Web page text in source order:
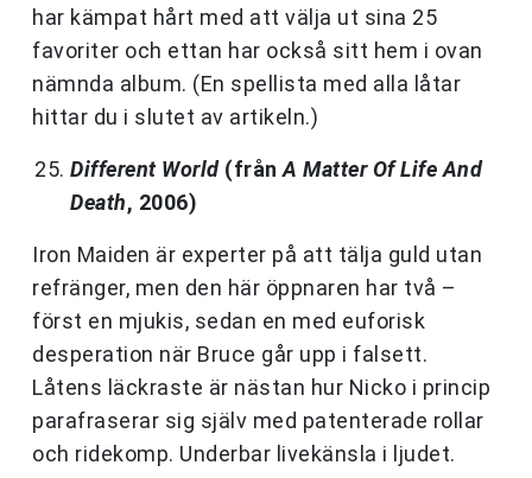
har kämpat hårt med att välja ut sina 25
favoriter och ettan har också sitt hem i ovan
nämnda album. (En spellista med alla låtar
hittar du i slutet av artikeln.)
Different World(frånA Matter Of Life And
Death, 2006)
Iron Maiden är experter på att tälja guld utan
refränger, men den här öppnaren har två –
först en mjukis, sedan en med euforisk
desperation när Bruce går upp i falsett.
Låtens läckraste är nästan hur Nicko i princip
parafraserar sig själv med patenterade rollar
och ridekomp. Underbar livekänsla i ljudet.